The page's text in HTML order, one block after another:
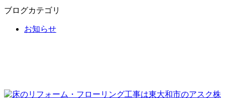
ブログカテゴリ
お知らせ